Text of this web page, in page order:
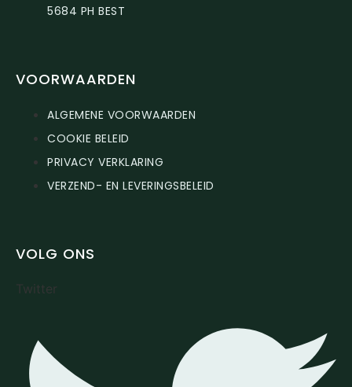
5684 PH BEST
VOORWAARDEN
ALGEMENE VOORWAARDEN
COOKIE BELEID
PRIVACY VERKLARING
VERZEND- EN LEVERINGSBELEID
VOLG ONS
Twitter